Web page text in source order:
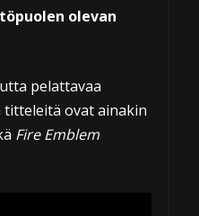
olevan
pelattavaa
ovat ainakin
Fire Emblem